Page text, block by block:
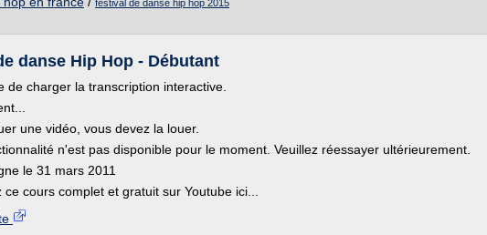
festival de danse hip hop 2015
danse Hip Hop - Débutant
de charger la transcription interactive.
une vidéo, vous devez la louer.
n'est pas disponible pour le moment. Veuillez réessayer ultérieurement.
le 31 mars 2011
ce cours complet et gratuit sur Youtube ici...